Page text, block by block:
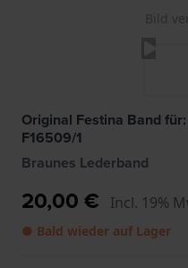
Bild
Original Festina Band
F16509/1
Braunes Lederband
20,00 € Incl. 19%
● Bald wieder auf Lager